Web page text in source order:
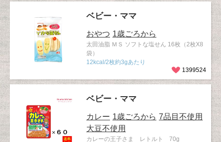
ベビー・ママ
おやつ 1歳ごろから
太田油脂 ＭＳ ソフトな塩せん 16枚（2枚X8
袋）
12kcal/2枚約3gあたり
1399524
ベビー・ママ
カレー 1歳ごろから 7品目不使用
大豆不使用
カレーの王子さま レトルト 70g